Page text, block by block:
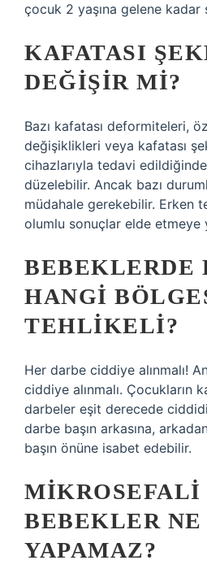
çocuk 2 yaşına gelene kadar
KAFATASI
DEĞIŞIR MI?
Bazı kafatası deformiteleri,
değişiklikleri veya kafatası
cihazlarıyla tedavi
düzelebilir. Ancak bazı
müdahale gerekebilir. Erken
olumlu sonuçlar elde etmeye
BEBEKLERDE
HANGI
TEHLIKELI?
Her darbe ciddiye alınmalı!
ciddiye alınmalı. Çocukların
darbeler eşit derecede
darbe başın arkasına,
başın önüne isabet edebilir.
MIKROSEFALI
BEBEKLER NE
YAPAMAZ?